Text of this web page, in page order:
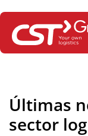
contenido
Últimas
sector